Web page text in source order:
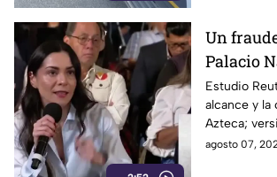
Un
Palacio
Vilchis
Reuters
Estudio
alcance y la
Azteca;
Liz Vilchis
agosto 07,